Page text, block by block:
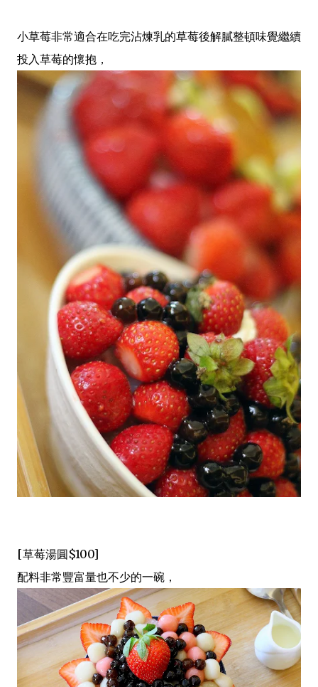
小草莓非常適合在吃完沾煉乳的草莓後解膩整頓味覺繼續
投入草莓的懷抱，
[草莓湯圓$100]
配料非常豐富量也不少的一碗，